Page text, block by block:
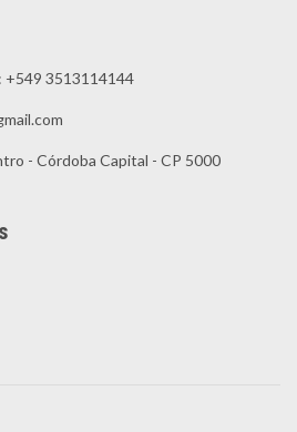
+549 3513114144
- Córdoba Capital - CP 5000